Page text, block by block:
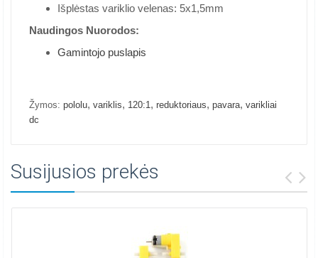
Išplėstas variklio velenas: 5x1,5mm
Naudingos Nuorodos:
Gamintojo puslapis
Žymos: pololu, variklis, 120:1, reduktoriaus, pavara, varikliai
dc
Susijusios prekės